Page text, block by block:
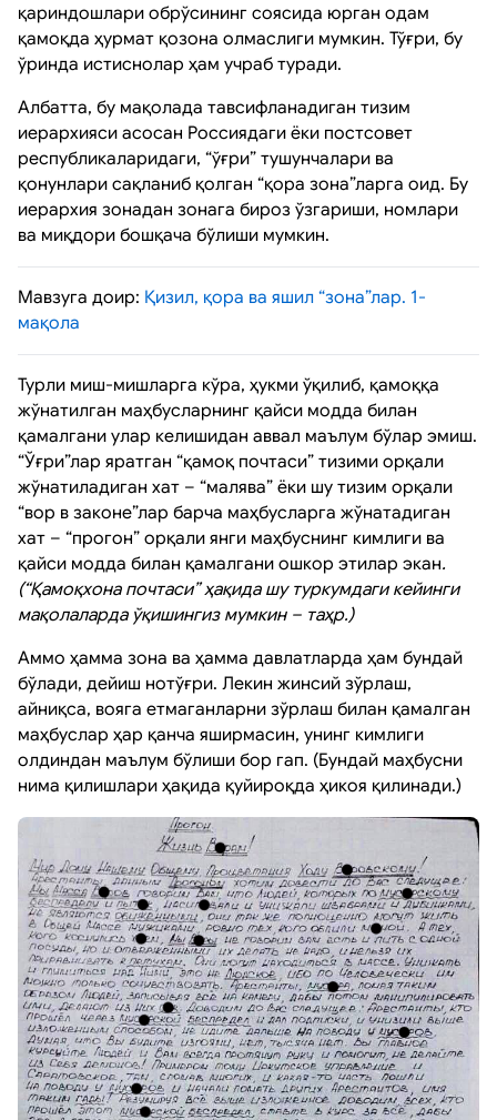
қариндошлари обрўсининг соясида юрган одам
қамоқда ҳурмат қозона олмаслиги мумкин. Тўғри, бу
ўринда истиснолар ҳам учраб туради.
Албатта, бу мақолада тавсифланадиган тизим
иерархияси асосан Россиядаги ёки постсовет
республикаларидаги, “ўғри” тушунчалари ва
қонунлари сақланиб қолган “қора зона”ларга оид. Бу
иерархия зонадан зонага бироз ўзгариши, номлари
ва миқдори бошқача бўлиши мумкин.
Мавзуга доир: Қизил, қора ва яшил “зона”лар. 1-
мақола
Турли миш-мишларга кўра, ҳукми ўқилиб, қамоққа
жўнатилган маҳбусларнинг қайси модда билан
қамалгани улар келишидан аввал маълум бўлар эмиш.
“Ўғри”лар яратган “қамоқ почтаси” тизими орқали
жўнатиладиган хат – “малява” ёки шу тизим орқали
“вор в законе”лар барча маҳбусларга жўнатадиган
хат – “прогон” орқали янги маҳбуснинг кимлиги ва
қайси модда билан қамалгани ошкор этилар экан.
(“Қамоқхона почтаси” ҳақида шу туркумдаги кейинги
мақолаларда ўқишингиз мумкин – таҳр.)
Аммо ҳамма зона ва ҳамма давлатларда ҳам бундай
бўлади, дейиш нотўғри. Лекин жинсий зўрлаш,
айниқса, вояга етмаганларни зўрлаш билан қамалган
маҳбуслар ҳар қанча яширмасин, унинг кимлиги
олдиндан маълум бўлиши бор гап. (Бундай маҳбусни
нима қилишлари ҳақида қуйироқда ҳикоя қилинади.)